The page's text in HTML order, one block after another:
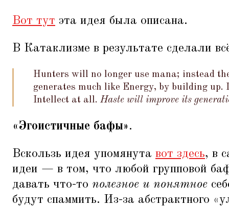
Вот тут эта идея была описана.
В Катаклизме в результате сделали
Hunters will no longer use mana; instead
generates much like Energy, by building
Intellect at all.Haste will improve its
«Эгоистичные бафы» .
Вскользь идея упомянута вот здесь, в
идеи — в том, что любой групповой
давать что-то полезное и понятное
будут спаммить. Из-за абстрактного «